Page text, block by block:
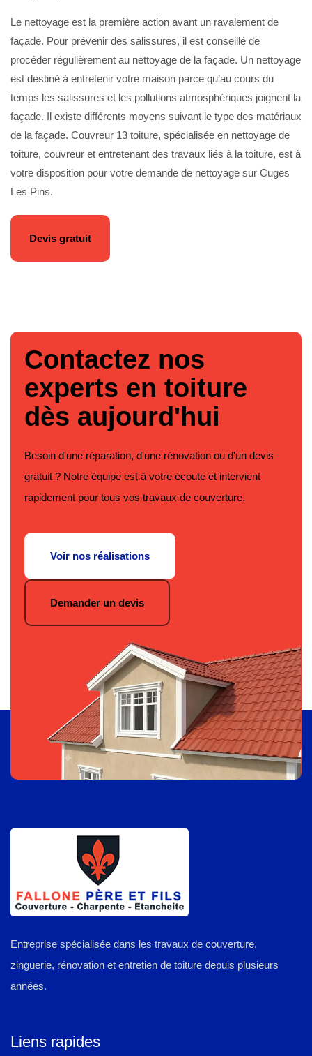
Le nettoyage est la première action avant un ravalement de
façade. Pour prévenir des salissures, il est conseillé de
procéder régulièrement au nettoyage de la façade. Un nettoyage
est destiné à entretenir votre maison parce qu’au cours du
temps les salissures et les pollutions atmosphériques joignent la
façade. Il existe différents moyens suivant le type des matériaux
de la façade. Couvreur 13 toiture, spécialisée en nettoyage de
toiture, couvreur et entretenant des travaux liés à la toiture, est à
votre disposition pour votre demande de nettoyage sur Cuges
Les Pins.
Devis gratuit
Contactez nos
experts en toiture
dès aujourd'hui
Besoin d'une réparation, d'une rénovation ou d'un devis
gratuit ? Notre équipe est à votre écoute et intervient
rapidement pour tous vos travaux de couverture.
Voir nos réalisations
Demander un devis
Entreprise spécialisée dans les travaux de couverture,
zinguerie, rénovation et entretien de toiture depuis plusieurs
années.
Liens rapides